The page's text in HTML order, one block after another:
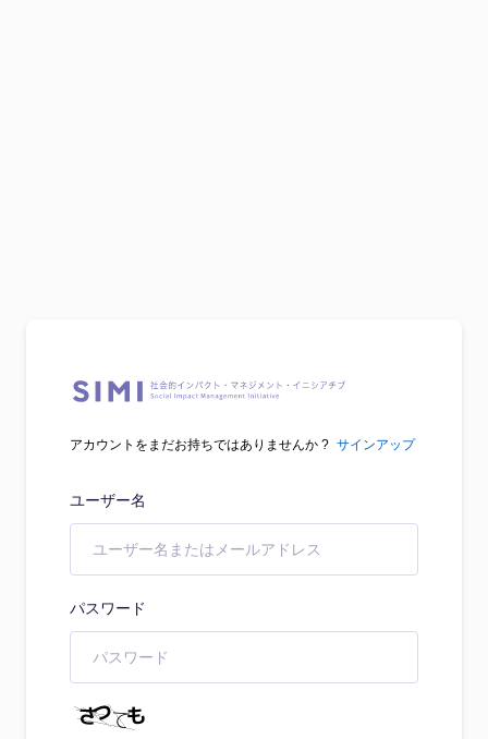
アカウントをまだお持ちではありませんか ? サインアップ
ユーザー名
パスワード